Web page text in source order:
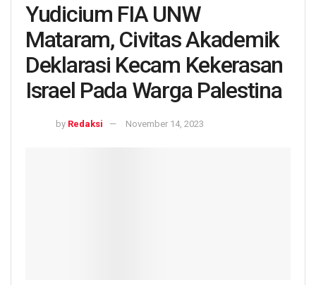
Yudicium FIA UNW
Mataram, Civitas Akademik
Deklarasi Kecam Kekerasan
Israel Pada Warga Palestina
by Redaksi November 14, 2023